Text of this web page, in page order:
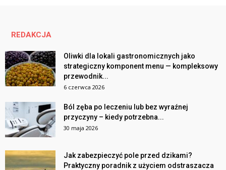
REDAKCJA
Oliwki dla lokali gastronomicznych jako
strategiczny komponent menu — kompleksowy
przewodnik...
6 czerwca 2026
Ból zęba po leczeniu lub bez wyraźnej
przyczyny – kiedy potrzebna...
30 maja 2026
Jak zabezpieczyć pole przed dzikami?
Praktyczny poradnik z użyciem odstraszacza